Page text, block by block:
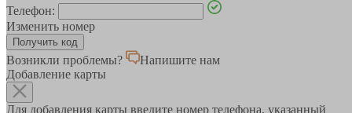
Телефон:
Изменить номер
Возникли проблемы?
Напишите нам
Добавление карты
Для добавления карты введите номер телефона, указанный